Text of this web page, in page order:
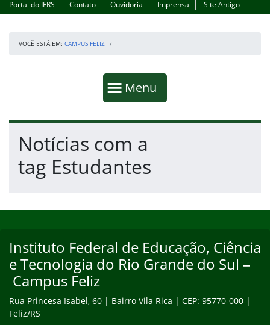
Portal do IFRS Contato Ouvidoria Imprensa Site Antigo
VOCÊ ESTÁ EM: CAMPUS FELIZ
Mostrar
Menu
Fim da navegação
Início do conteúdo
Notícias com a
tag Estudantes
Instituto Federal de Educação, Ciência
e Tecnologia do Rio Grande do Sul –
Campus Feliz
Rua Princesa Isabel, 60 | Bairro Vila Rica | CEP: 95770-000 |
Feliz/RS